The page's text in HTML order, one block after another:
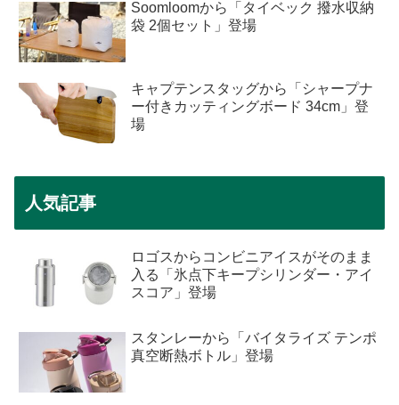
Soomloomから「タイベック 撥水収納
袋 2個セット」登場
キャプテンスタッグから「シャープナ
ー付きカッティングボード 34cm」登
場
人気記事
ロゴスからコンビニアイスがそのまま
入る「氷点下キープシリンダー・アイ
スコア」登場
スタンレーから「バイタライズ テンポ
真空断熱ボトル」登場